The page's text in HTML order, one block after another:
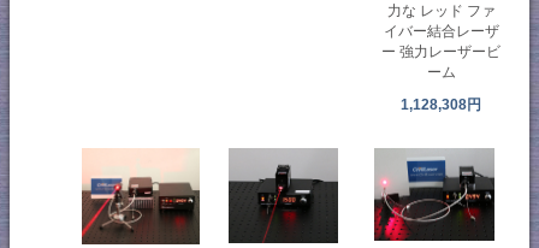
力な レッド ファ
イバー結合レーザ
ー 強力レーザービ
ーム
1,128,308円